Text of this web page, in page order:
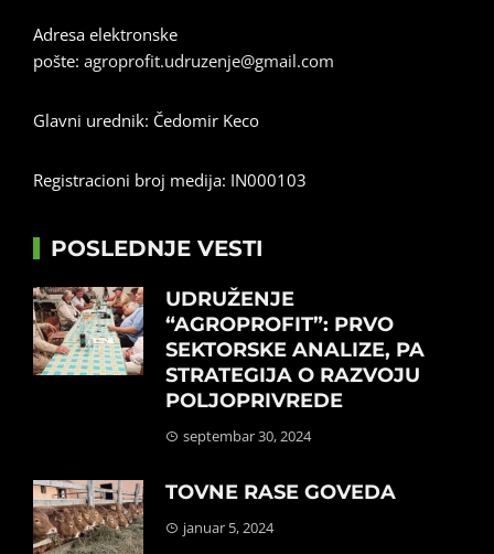
Adresa elektronske
pošte: agroprofit.udruzenje@gmail.com
Glavni urednik: Čedomir Keco
Registracioni broj medija: IN000103
POSLEDNJE VESTI
UDRUŽENJE
“AGROPROFIT”: PRVO
SEKTORSKE ANALIZE, PA
STRATEGIJA O RAZVOJU
POLJOPRIVREDE
septembar 30, 2024
TOVNE RASE GOVEDA
januar 5, 2024